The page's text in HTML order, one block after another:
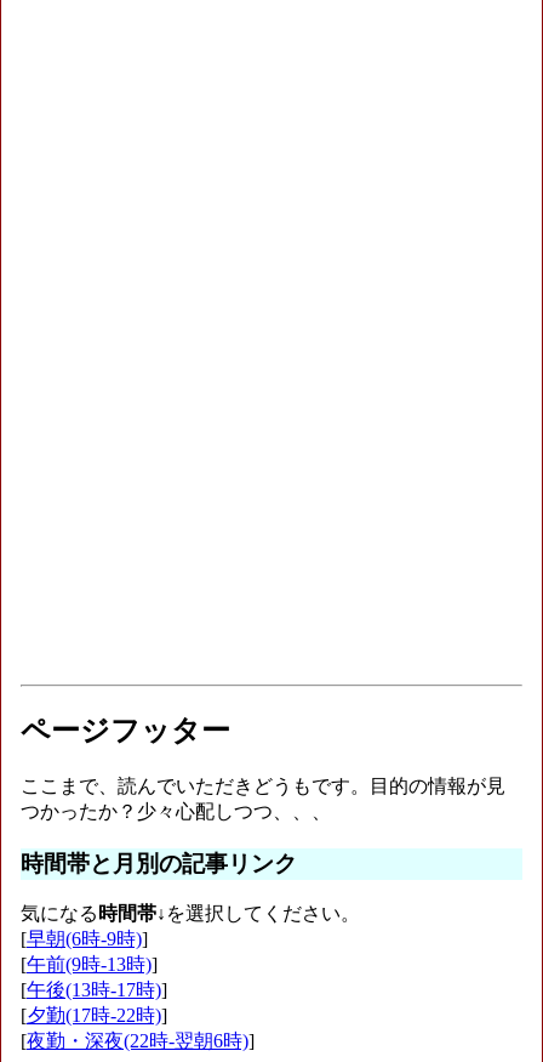
ページフッター
ここまで、読んでいただきどうもです。目的の情報が見
つかったか？少々心配しつつ、、、
時間帯と月別の記事リンク
気になる時間帯↓を選択してください。
[早朝(6時-9時)]
[午前(9時-13時)]
[午後(13時-17時)]
[夕勤(17時-22時)]
[夜勤・深夜(22時-翌朝6時)]